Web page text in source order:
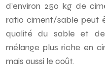
d’environ 250 kg de
ratio ciment/sable peut
qualité du sable et
mélange plus riche en
mais aussi le coût.